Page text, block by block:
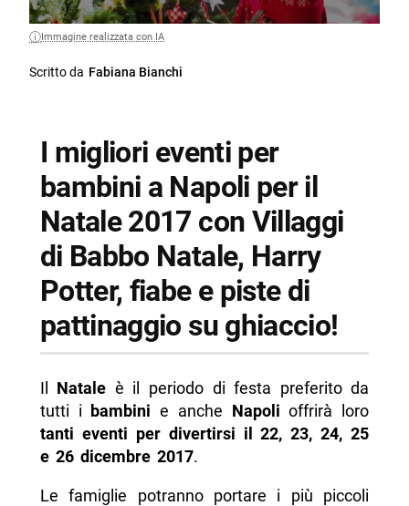
Immagine realizzata con IA
Scritto da Fabiana Bianchi
I migliori eventi per
bambini a Napoli per il
Natale 2017 con Villaggi
di Babbo Natale, Harry
Potter, fiabe e piste di
pattinaggio su ghiaccio!
Il Natale è il periodo di festa preferito da
tutti i
bambini e anche Napoli offrirà loro
tanti eventi per divertirsi il 22, 23, 24, 25
e 26 dicembre 2017.
Le famiglie potranno portare i più piccoli